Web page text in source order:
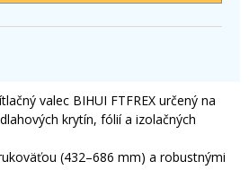
valec BIHUI FTFREX určený na
krytín, fólií a izolačných
(432–686 mm) a robustnými